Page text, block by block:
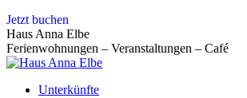
Zum
Inhalt
springen
Jetzt buchen
Haus Anna Elbe
Ferienwohnungen – Veranstaltungen – Café
Unterkünfte